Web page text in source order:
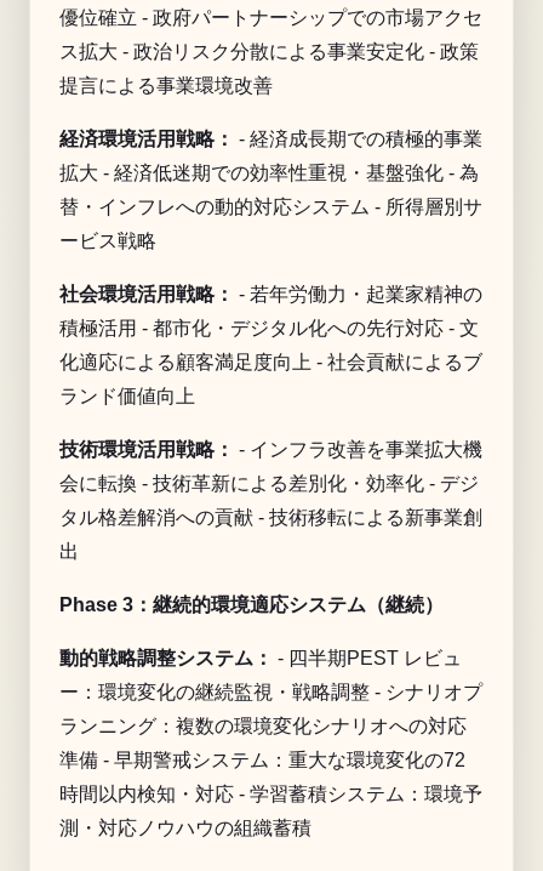
優位確立 - 政府パートナーシップでの市場アクセ
ス拡大 - 政治リスク分散による事業安定化 - 政策
提言による事業環境改善
経済環境活用戦略： - 経済成長期での積極的事業
拡大 - 経済低迷期での効率性重視・基盤強化 - 為
替・インフレへの動的対応システム - 所得層別サ
ービス戦略
社会環境活用戦略： - 若年労働力・起業家精神の
積極活用 - 都市化・デジタル化への先行対応 - 文
化適応による顧客満足度向上 - 社会貢献によるブ
ランド価値向上
技術環境活用戦略： - インフラ改善を事業拡大機
会に転換 - 技術革新による差別化・効率化 - デジ
タル格差解消への貢献 - 技術移転による新事業創
出
Phase 3：継続的環境適応システム（継続）
動的戦略調整システム： - 四半期PEST レビュ
ー：環境変化の継続監視・戦略調整 - シナリオプ
ランニング：複数の環境変化シナリオへの対応
準備 - 早期警戒システム：重大な環境変化の72
時間以内検知・対応 - 学習蓄積システム：環境予
測・対応ノウハウの組織蓄積